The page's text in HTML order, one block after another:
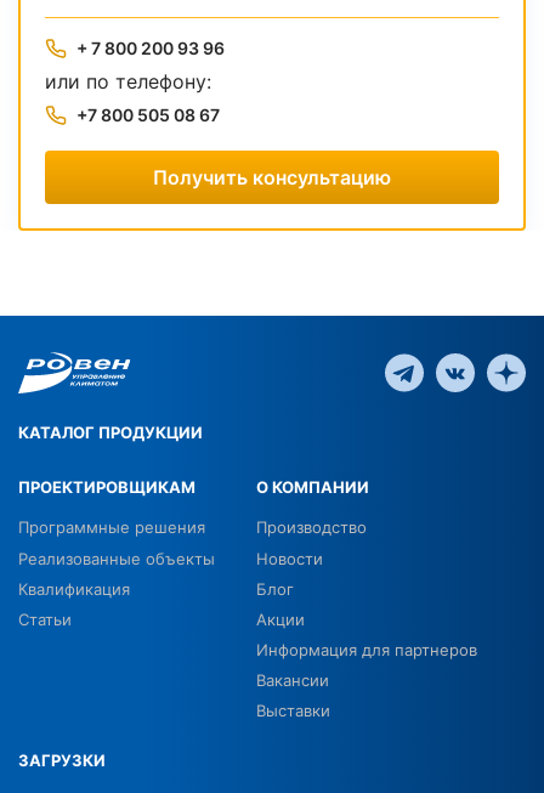
+ 7 800 200 93 96
или по телефону:
+7 800 505 08 67
Получить консультацию
КАТАЛОГ ПРОДУКЦИИ
ПРОЕКТИРОВЩИКАМ
Программные решения
Реализованные объекты
Квалификация
Статьи
О КОМПАНИИ
Производство
Новости
Блог
Акции
Информация для партнеров
Вакансии
Выставки
ЗАГРУЗКИ